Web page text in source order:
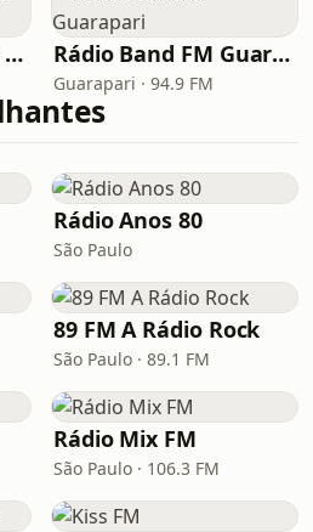
Rádio Band FM Vale do Ribeira Rádio Band FM Guarapari
Guarapari · 94.9 FM
Rádio Anos 80
São Paulo
89 FM A Rádio Rock
São Paulo · 89.1 FM
Rádio Mix FM
São Paulo · 106.3 FM